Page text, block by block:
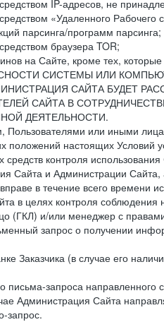
IP-адресов, не
«Удаленного Рабочего
парсинга/программ парсинга;
браузера TOR;
на Сайте, кроме тех,
СИСТЕМЫ ИЛИ
САЙТА БУДЕТ
САЙТА В
ДЕЯТЕЛЬНОСТИ.
Пользователями или иными
положений настоящих Условий
контроля
Сайта и Администрации
в течение всего времени
в целях контроля
(ГКЛ) и/или менеджер с
запрос о получении
Заказчика (в случае его
письма-запроса направленного
Администрация Сайта
запрос.